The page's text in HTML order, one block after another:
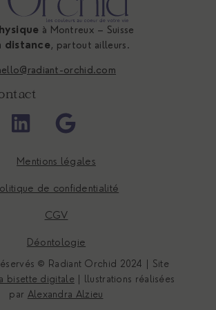
à Montreux – Suisse
distance, partout ailleurs.
orchid.com
Mentions légales
de confidentialité
CGV
Déontologie
© Radiant Orchid 2024 | Site
bisette digitale| llustrations réalisées
par Alexandra Alzieu